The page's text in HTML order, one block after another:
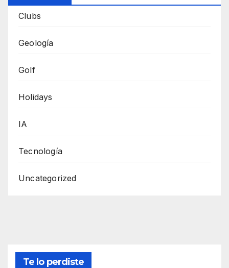
Clubs
Geología
Golf
Holidays
IA
Tecnología
Uncategorized
Te lo perdiste